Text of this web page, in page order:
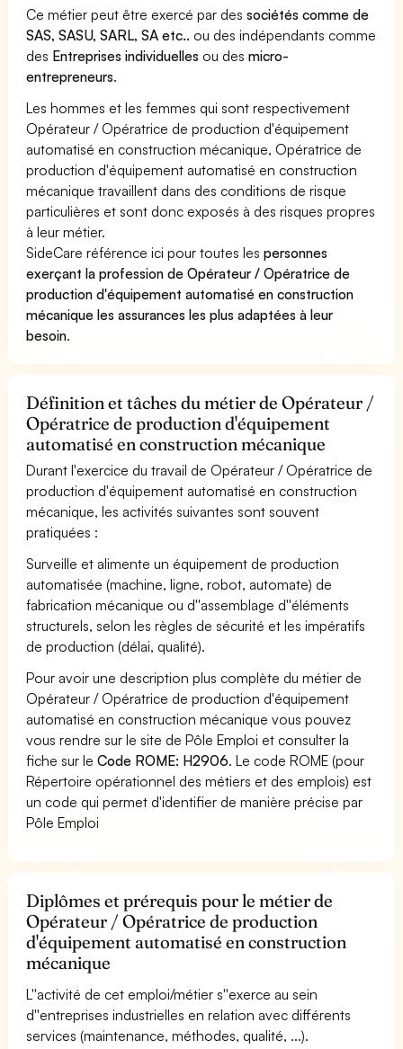
Ce métier peut être exercé par dessociétés comme de
SAS, SASU, SARL, SA etc.. ou des indépendants comme
des Entreprises individuelles ou desmicro-
entrepreneurs.
Les hommes et les femmes qui sont respectivement
Opérateur / Opératrice de production d'équipement
automatisé en construction mécanique, Opératrice de
production d'équipement automatisé en construction
mécanique travaillent dans des conditions de risque
particulières et sont donc exposés à des risques propres
à leur métier.
SideCare référence ici pour toutes lespersonnes
exerçant la profession de Opérateur / Opératrice de
production d'équipement automatisé en construction
mécanique les assurances les plus adaptées à leur
besoin.
Définition et tâches du métier de Opérateur /
Opératrice de production d'équipement
automatisé en construction mécanique
Durant l'exercice du travail de Opérateur / Opératrice de
production d'équipement automatisé en construction
mécanique, les activités suivantes sont souvent
pratiquées :
Surveille et alimente un équipement de production
automatisée (machine, ligne, robot, automate) de
fabrication mécanique ou d''assemblage d''éléments
structurels, selon les règles de sécurité et les impératifs
de production (délai, qualité).
Pour avoir une description plus complète du métier de
Opérateur / Opératrice de production d'équipement
automatisé en construction mécanique vous pouvez
vous rendre sur le site de Pôle Emploi et consulter la
fiche sur leCode ROME: H2906. Le code ROME (pour
Répertoire opérationnel des métiers et des emplois) est
un code qui permet d'identifier de manière précise par
Pôle Emploi
Diplômes et prérequis pour le métier de
Opérateur / Opératrice de production
d'équipement automatisé en construction
mécanique
L''activité de cet emploi/métier s''exerce au sein
d''entreprises industrielles en relation avec différents
services (maintenance, méthodes, qualité, ...).